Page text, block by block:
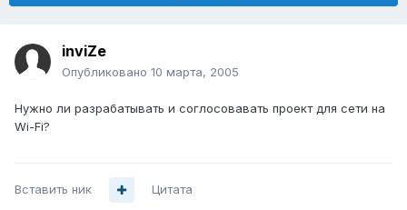
inviZe
Опубликовано 10 марта, 2005
Нужно ли разрабатывать и соглосовавать проект для сети на
Wi-Fi?
Вставить ник Цитата